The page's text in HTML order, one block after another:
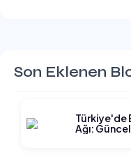
Son Eklenen
Türkiye'de
Ağı: